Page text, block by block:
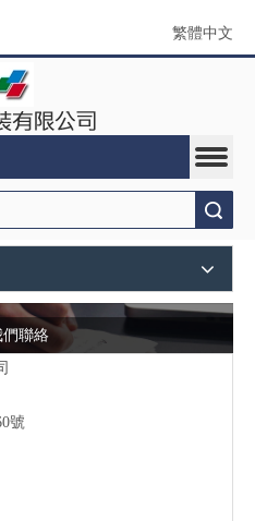
繁體中文
們聯絡
號